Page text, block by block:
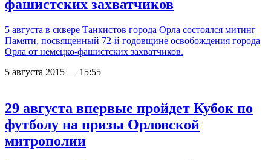
фашистских захватчиков
5 августа в сквере Танкистов города Орла состоялся митинг
Памяти, посвященный 72-й годовщине освобождения города
Орла от немецко-фашистских захватчиков.
5 августа 2015 — 15:55
29 августа впервые пройдет Кубок по
футболу на призы Орловской
митрополии